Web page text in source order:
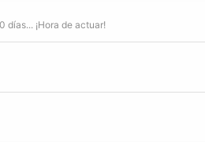
días... ¡Hora de actuar!